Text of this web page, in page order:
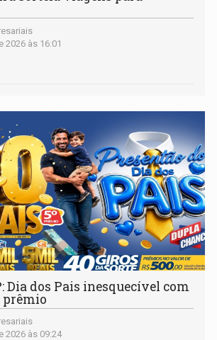
2026 às 16:01
Dia dos Pais inesquecível com
prêmio
2026 às 09:24